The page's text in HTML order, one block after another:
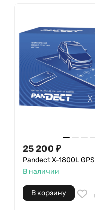
25 200 ₽
Pandect X-1800L GPS
В наличии
В корзину